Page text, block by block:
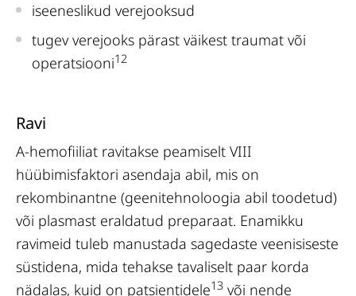
iseeneslikud verejooksud
tugev verejooks pärast väikest traumat või
operatsiooni12
Ravi
A-hemofiiliat ravitakse peamiselt VIII
hüübimisfaktori asendaja abil, mis on
rekombinantne (geenitehnoloogia abil toodetud)
või plasmast eraldatud preparaat. Enamikku
ravimeid tuleb manustada sagedaste veenisiseste
süstidena, mida tehakse tavaliselt paar korda
nädalas, kuid on patsientidele13 või nende